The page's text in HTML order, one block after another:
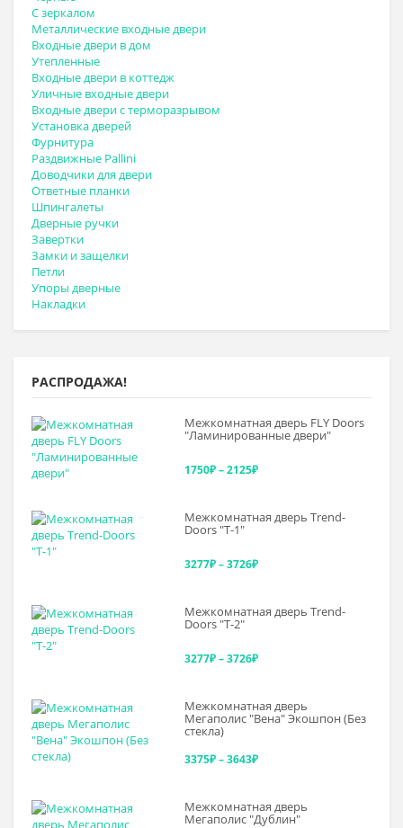
С зеркалом
Металлические входные двери
Входные двери в дом
Утепленные
Входные двери в коттедж
Уличные входные двери
Входные двери с терморазрывом
Установка дверей
Фурнитура
Раздвижные Pallini
Доводчики для двери
Ответные планки
Шпингалеты
Дверные ручки
Завертки
Замки и защелки
Петли
Упоры дверные
Накладки
РАСПРОДАЖА!
Межкомнатная дверь FLY Doors
"Ламинированные двери"
1750₽–2125₽Диапазон
1750₽
Межкомнатная дверь Trend-
Doоrs "Т-1"
3277₽–3726₽Диапазон
3277₽
Межкомнатная дверь Trend-
Doоrs "Т-2"
3277₽–3726₽Диапазон
3277₽
Межкомнатная дверь
Мегаполис "Вена" Экошпон (Без
стекла)
3375₽–3643₽Диапазон
3375₽
Межкомнатная дверь
Мегаполис "Дублин"